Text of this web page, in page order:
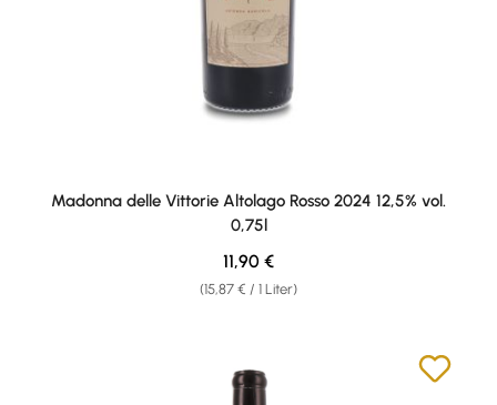
Madonna delle Vittorie Altolago Rosso 2024 12,5% vol.
0,75l
(15,87 € / 1 Liter)
Regulärer Preis:
11,90 €